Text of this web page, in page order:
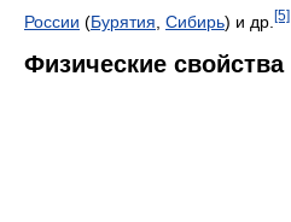
России (Бурятия Сибирь) и др. [5]
Физические свойства